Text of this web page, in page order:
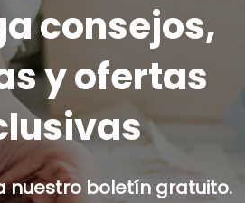
consejos,
y ofertas
nuestro boletín gratuito.